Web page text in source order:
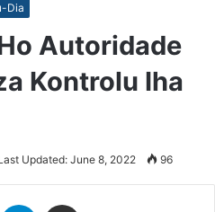
Dia
Autoridade
Kontrolu Iha
Updated: June 8, 2022 96